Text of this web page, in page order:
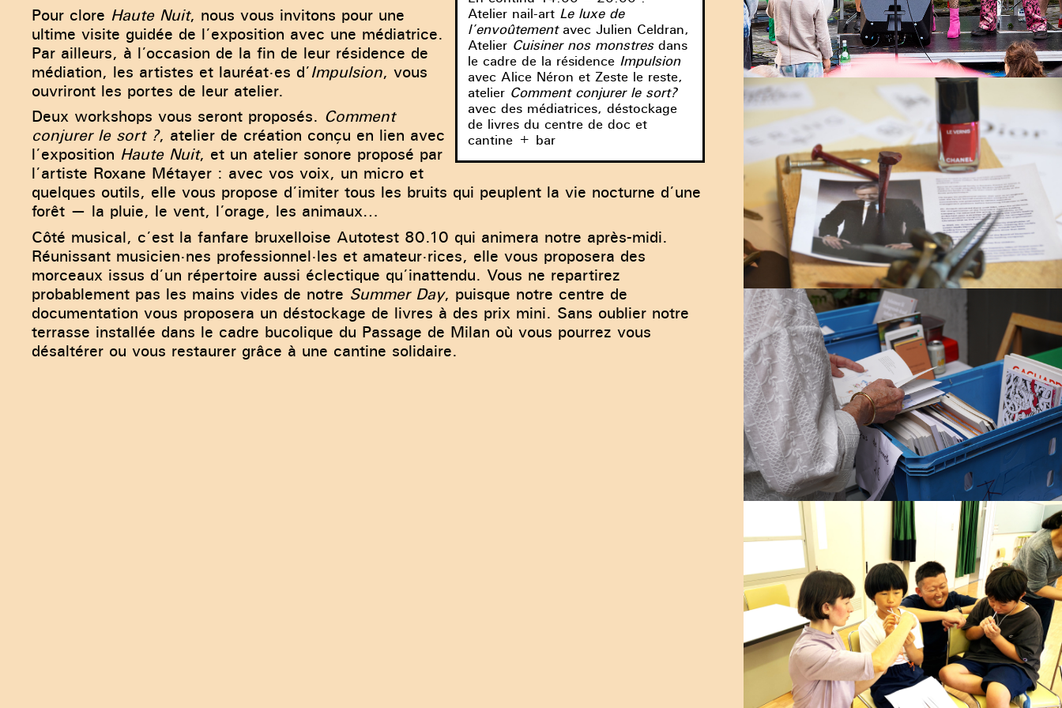
Fanfare Autotest 80.10 © Yann Wauters
Atelier "Le luxe de l'envoûtement", © Julien
Celdran, 2026
© ISELP
Atelier nail-art Le luxe de
l’envoûtementavec Julien Celdran,
Atelier Cuisiner nos monstresdans
le cadre de la résidence Impulsion
avec Alice Néron et Zeste le reste,
atelier Comment conjurer le sort?
avec des médiatrices, déstockage
de livres du centre de doc et
cantine + bar
Pour clore Haute Nuit, nous vous invitons pour une
ultime visite guidée de l’exposition avec une médiatrice.
Par ailleurs, à l’occasion de la fin de leur résidence de
médiation, les artistes et lauréat·es d’Impulsion, vous
ouvriront les portes de leur atelier.
Deux workshops vous seront proposés. Comment
conjurer le sort ?, atelier de création conçu en lien avec
l’exposition Haute Nuit, et un atelier sonore proposé par
l’artiste Roxane Métayer : avec vos voix, un micro et
quelques outils, elle vous propose d’imiter tous les bruits qui peuplent la vie nocturne d’une
forêt — la pluie, le vent, l’orage, les animaux…
Côté musical, c’est la fanfare bruxelloise Autotest 80.10 qui animera notre après-midi.
Réunissant musicien·nes professionnel·les et amateur·rices, elle vous proposera des
morceaux issus d’un répertoire aussi éclectique qu’inattendu. Vous ne repartirez
probablement pas les mains vides de notre Summer Day, puisque notre centre de
documentation vous proposera un déstockage de livres à des prix mini. Sans oublier notre
terrasse installée dans le cadre bucolique du Passage de Milan où vous pourrez vous
désaltérer ou vous restaurer grâce à une cantine solidaire.